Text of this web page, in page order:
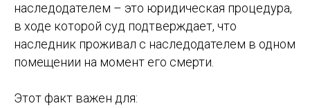
наследодателем – это юридическая процедура,
в ходе которой суд подтверждает, что
наследник проживал с наследодателем в одном
помещении на момент его смерти.
Этот факт важен для: